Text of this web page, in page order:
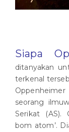
Siapa
ditanyakan
terkenal
seorang
Serikat (AS).
bom atom’.